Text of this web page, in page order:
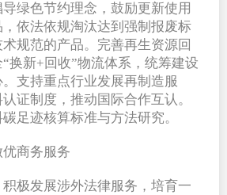
绿色节约理念，鼓励更新使用
依法依规淘汰达到强制报废标
规范的产品。完善再生资源回
换新+回收”物流体系，统筹建设
支持重点行业发展再制造服
证制度，推动国际合作互认。
足迹核算标准与方法研究。
优商务服务
极发展涉外法律服务，培育一